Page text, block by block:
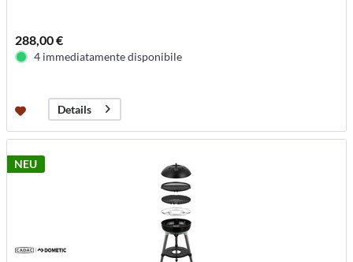
288,00 €
4 immediatamente disponibile
Details
NEU